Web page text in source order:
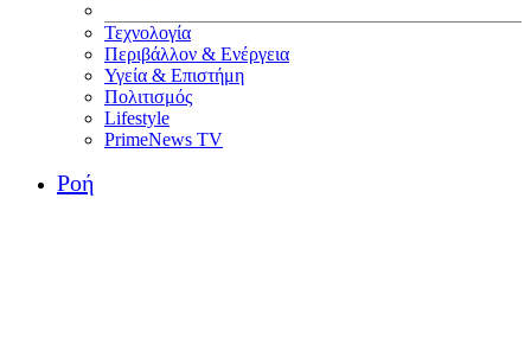
Τεχνολογία
Περιβάλλον & Ενέργεια
Υγεία & Επιστήμη
Πολιτισμός
Lifestyle
PrimeNews TV
Ροή